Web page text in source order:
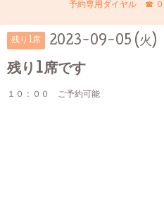
予約専用ダイヤル ☎ ０
残り1席 2023-09-05 (火)
残り1席です
１０：００ ご予約可能